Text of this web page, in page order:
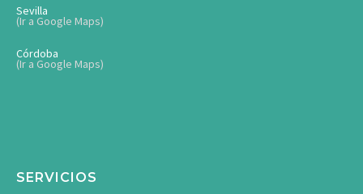
Sevilla
(Ir a Google Maps)
Córdoba
(Ir a Google Maps)
SERVICIOS